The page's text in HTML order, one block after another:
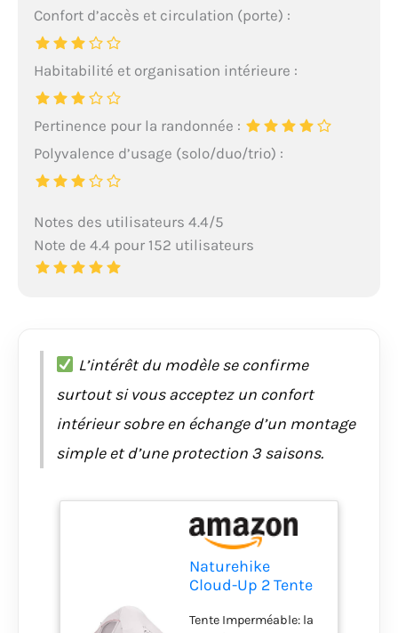
Confort d’accès et circulation (porte) :
Habitabilité et organisation intérieure :
Pertinence pour la randonnée :
Polyvalence d’usage (solo/duo/trio) :
Notes des utilisateurs 4.4/5
Note de 4.4 pour 152 utilisateurs
L’intérêt du modèle se confirme
surtout si vous acceptez un confort
intérieur sobre en échange d’un montage
simple et d’une protection 3 saisons.
Naturehike
Cloud-Up 2 Tente
Personnes 3-4
Tente Imperméable: la